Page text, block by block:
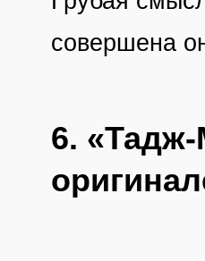
совершена
6.